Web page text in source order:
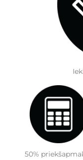
50%